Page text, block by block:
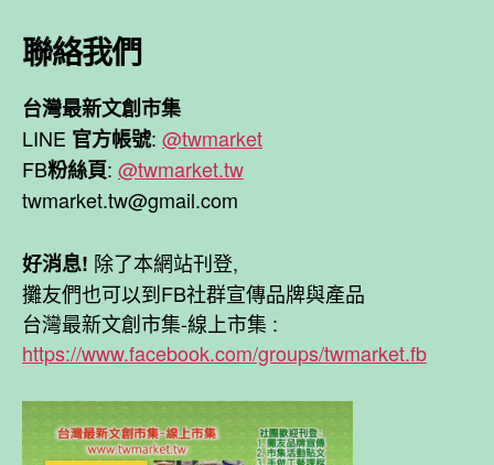
聯絡我們
台灣最新文創市集
LINE 官方帳號: @twmarket
FB粉絲頁: @twmarket.tw
twmarket.tw@gmail.com
好消息! 除了本網站刊登,
攤友們也可以到FB社群宣傳品牌與產品
台灣最新文創市集-線上市集 :
https://www.facebook.com/groups/twmarket.fb